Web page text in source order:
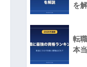
を
転
本